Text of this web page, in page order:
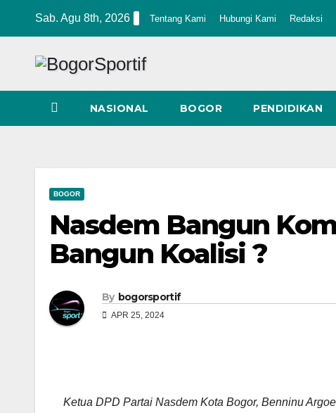
Sab. Agu 8th, 2026 Tentang Kami Hubungi Kami Redaksi
NASIONAL BOGOR PENDIDIKAN
BOGOR
Nasdem Bangun
Bangun Koalisi ?
By bogorsportif
APR 25, 2024
Ketua DPD Partai Nasdem Kota Bogor, Benninu